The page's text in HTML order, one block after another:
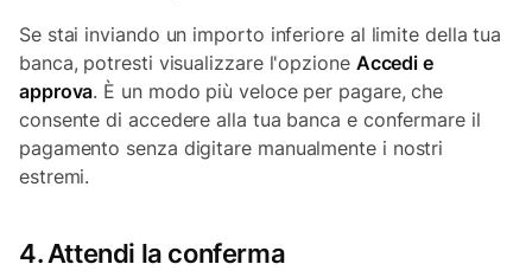
Se stai inviando un importo inferiore al limite della tua
banca, potresti visualizzare l'opzione Accedi e
approva. È un modo più veloce per pagare, che
consente di accedere alla tua banca e confermare il
pagamento senza digitare manualmente i nostri
estremi.
4. Attendi la conferma